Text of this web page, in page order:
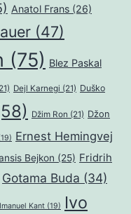
Anatol Frans (26)
(47)
(75) Blez Paskal
Dejl Karnegi (21) Duško
Džim Ron (21) Džon
Ernest Hemingvej
Bejkon (25) Fridrih
Gotama Buda (34)
Imanuel Kant (19)
Ivo